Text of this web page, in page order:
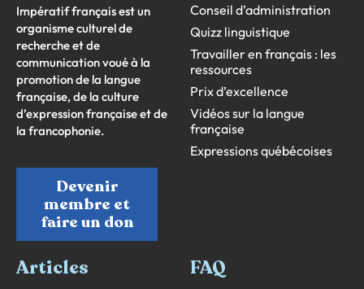
Impératif français est un
organisme culturel de
recherche et de
communication voué à la
promotion de la langue
française, de la culture
d’expression française et de
la francophonie.
Devenir
membre et
faire un don
Conseil d’administration
Quizz linguistique
Travailler en français : les
ressources
Prix d’excellence
Vidéos sur la langue
française
Expressions québécoises
Articles
FAQ